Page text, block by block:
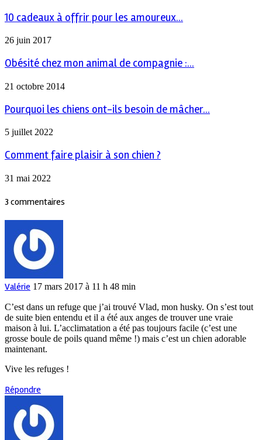
10 cadeaux à offrir pour les amoureux...
26 juin 2017
Obésité chez mon animal de compagnie :...
21 octobre 2014
Pourquoi les chiens ont-ils besoin de mâcher...
5 juillet 2022
Comment faire plaisir à son chien ?
31 mai 2022
3 commentaires
Valérie 17 mars 2017 à 11 h 48 min
C’est dans un refuge que j’ai trouvé Vlad, mon husky. On s’est tout
de suite bien entendu et il a été aux anges de trouver une vraie
maison à lui. L’acclimatation a été pas toujours facile (c’est une
grosse boule de poils quand même !) mais c’est un chien adorable
maintenant.
Vive les refuges !
Répondre